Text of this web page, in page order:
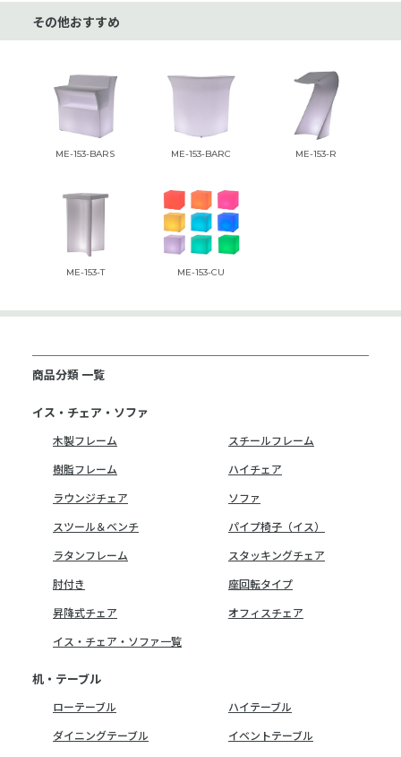
その他おすすめ
ME-153-BARS ME-153-BARC ME-153-R
ME-153-T ME-153-CU
商品分類 一覧
イス・チェア・ソファ
木製フレーム
スチールフレーム
樹脂フレーム
ハイチェア
ラウンジチェア
ソファ
スツール＆ベンチ
パイプ椅子（イス）
ラタンフレーム
スタッキングチェア
肘付き
座回転タイプ
昇降式チェア
オフィスチェア
イス・チェア・ソファ一覧
机・テーブル
ローテーブル
ハイテーブル
ダイニングテーブル
イベントテーブル